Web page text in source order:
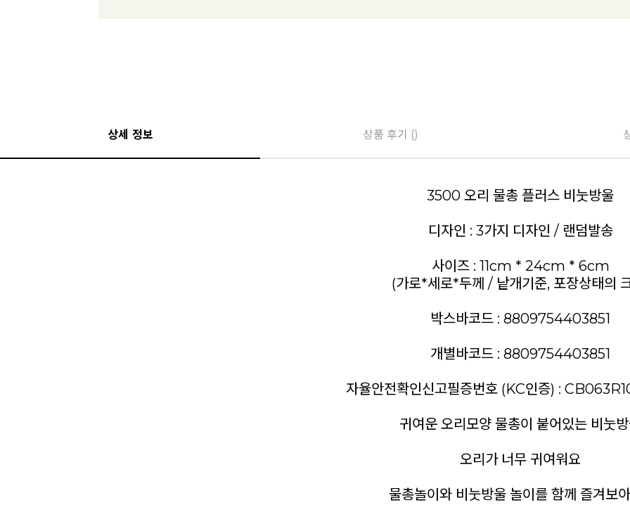
상세 정보 상품 후기 ()
3500 오리 물총 플러스 비눗방울
디자인 : 3가지 디자인 / 랜덤발송
사이즈 : 11cm * 24cm * 6cm
(가로*세로*두께 / 낱개기준, 포장상태의
박스바코드 : 8809754403851
개별바코드 : 8809754403851
자율안전확인신고필증번호 (KC인증) :
귀여운 오리모양 물총이 붙어있는 비눗
오리가 너무 귀여워요
물총놀이와 비눗방울 놀이를 함께 즐겨보